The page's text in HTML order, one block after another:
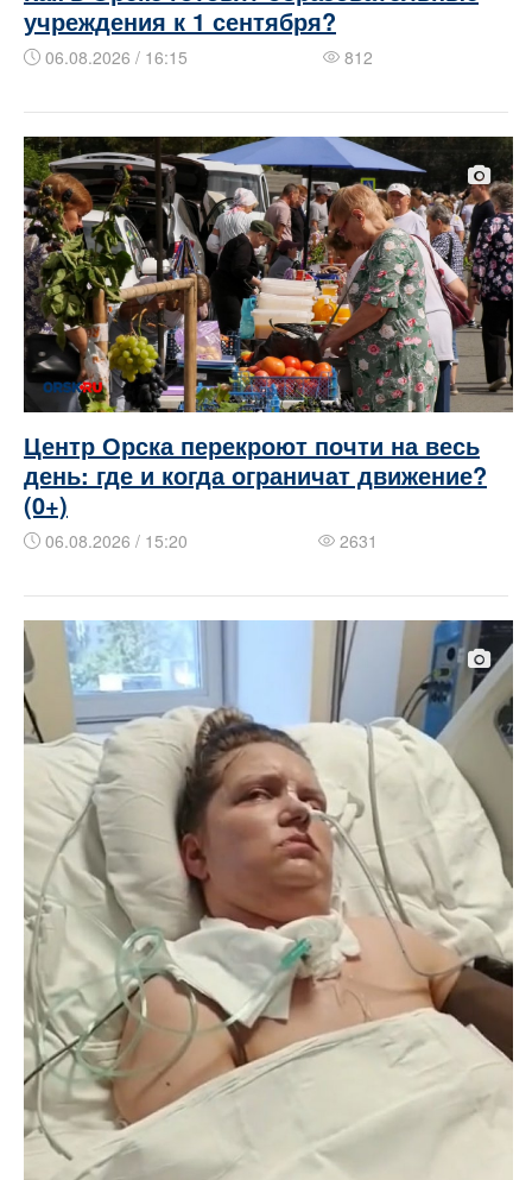
учреждения к 1 сентября?
06.08.2026 / 16:15 812
Центр Орска перекроют почти на весь
день: где и когда ограничат движение?
(0+)
06.08.2026 / 15:20 2631